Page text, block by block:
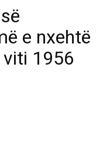
e nxehtë
viti 1956